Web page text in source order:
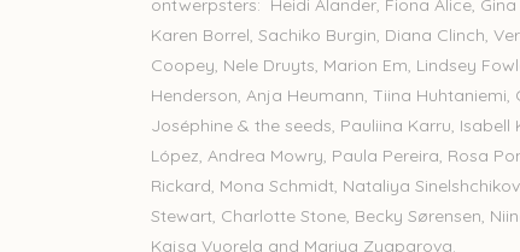
ontwerpsters: Heidi Alander, Fiona Alice,
Karen Borrel, Sachiko Burgin, Diana Clinch,
Coopey, Nele Druyts, Marion Em, Lindsey
Henderson, Anja Heumann, Tiina
Joséphine & the seeds, Pauliina Karru,
López, Andrea Mowry, Paula Pereira, Rosa
Rickard, Mona Schmidt, Nataliya
Stewart, Charlotte Stone, Becky Sørensen,
Kajsa Vuorela and Mariya Zyaparova.